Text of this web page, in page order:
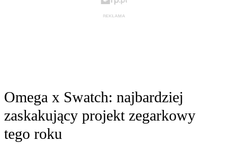
Omega x Swatch: najbardziej
zaskakujący projekt zegarkowy
tego roku